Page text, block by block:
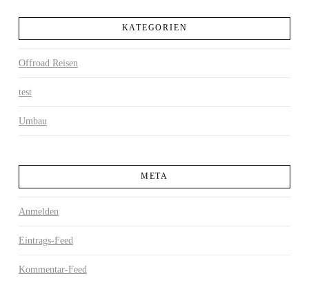
KATEGORIEN
Offroad Reisen
test
Umbau
META
Anmelden
Eintrags-Feed
Kommentar-Feed